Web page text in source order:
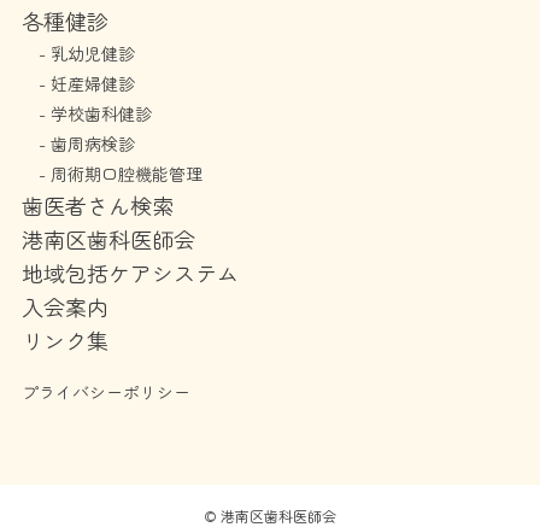
各種健診
- 乳幼児健診
- 妊産婦健診
- 学校歯科健診
- 歯周病検診
- 周術期口腔機能管理
歯医者さん検索
港南区歯科医師会
地域包括ケアシステム
入会案内
リンク集
プライバシーポリシー
© 港南区歯科医師会